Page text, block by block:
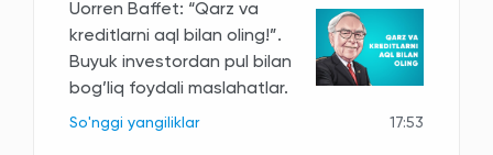
Uorren Baffet: “Qarz va
kreditlarni aql bilan oling!”.
Buyuk investordan pul bilan
bog’liq foydali maslahatlar.
So'nggi yangiliklar 17:53